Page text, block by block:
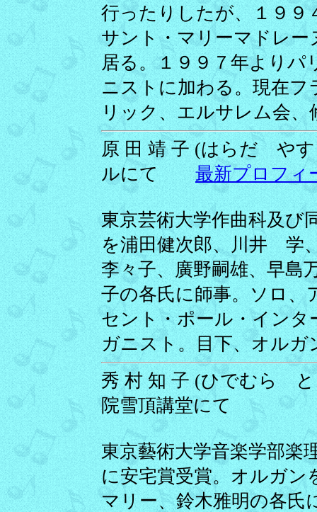
行ったりしたが、１９
サント・マリーマドレ
居る。１９９７年より
ニストに加わる。現在
リック、エルサレム会、
原 田 靖 子 (はらだ や
ルにて最新プロフィ
東京芸術大学作曲科及び
を浦田健次郎、川井 学
李々子、廣野嗣雄、早島
子の各氏に師事。ソロ、
セント・ポール・イン
ガニスト。目下、オルガ
秀 村 知 子 (ひでむら と
院雪頂講堂にて
東京藝術大学音楽学部楽
に安宅賞受賞。オルガン
マリー、鈴木雅明の各氏